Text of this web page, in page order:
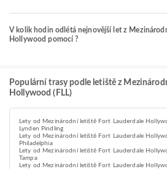
V kolik hodin odlétá nejnovější let z
Hollywood pomocí ?
Populární trasy podle letiště z
Hollywood (FLL)
Lety od Mezinárodní letiště Fort Lauderdale
Lynden Pindling
Lety od Mezinárodní letiště Fort Lauderdale
Philadelphia
Lety od Mezinárodní letiště Fort Lauderdale
Tampa
Lety od Mezinárodní letiště Fort Lauderdale